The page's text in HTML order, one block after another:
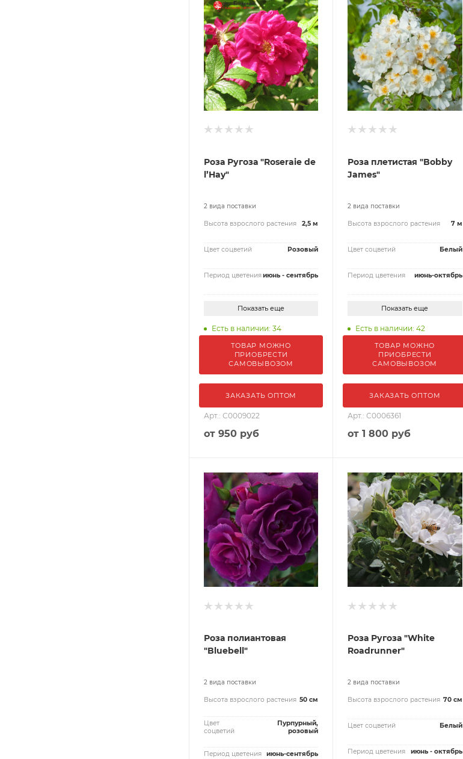
Роза Ругоза "Roseraie de
l’Hay"
2 вида поставки
Высота взрослого растения 2,5 м
Цвет соцветий Розовый
Период цветенияиюнь - сентябрь
Показать еще
Есть в наличии: 34
ТОВАР МОЖНО
ПРИОБРЕСТИ
САМОВЫВОЗОМ
ЗАКАЗАТЬ ОПТОМ
Арт.: С0009022
от 950 руб
Роза плетистая "Bobby
James"
2 вида поставки
Высота взрослого растения 7 м
Цвет соцветий Белый
Период цветения июнь-октябрь
Показать еще
Есть в наличии: 42
ТОВАР МОЖНО
ПРИОБРЕСТИ
САМОВЫВОЗОМ
ЗАКАЗАТЬ ОПТОМ
Арт.: С0006361
от1 800 руб
Роза полиантовая
"Bluebell"
2 вида поставки
Высота взрослого растения 50 см
Цвет
соцветий
Пурпурный,
розовый
Период цветения июнь-сентябрь
Роза Ругоза "White
Roadrunner"
2 вида поставки
Высота взрослого растения 70 см
Цвет соцветий Белый
Период цветения июнь - октябрь